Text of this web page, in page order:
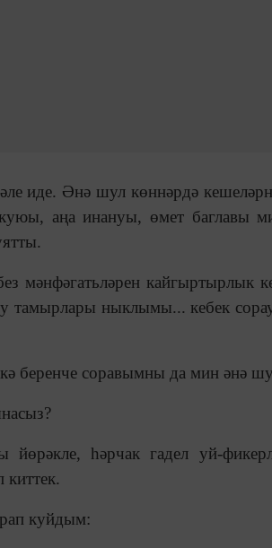
иде. Әнә шул көннәрдә
куюы, аңа инануы, өмет
мәнфәгатьләрен кайгыртырлык
тамырлары ныклымы... кебек
соравымны да мин әнә
йөрәкле, һәрчак гадел уй-
куйдым: